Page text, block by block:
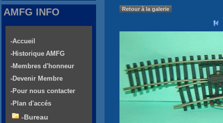
Retour à la galerie
AMFG INFO
-Accueil
-Historique AMFG
-Membres d'honneur
-Devenir Membre
-Pour nous contacter
-Plan d'accés
-Bureau